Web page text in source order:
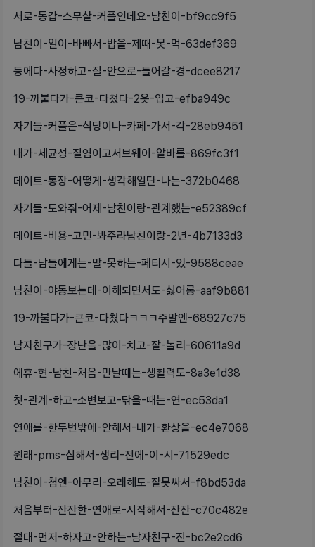
서로-동갑-스무살-커플인데요-남친이-bf9cc9f5
남친이-일이-바빠서-밥을-제때-못-먹-63def369
등에다-사정하고-질-안으로-들어갈-경-dcee8217
19-까불다가-큰코-다쳤다-2옷-입고-efba949c
자기들-커플은-식당이나-카페-가서-각-28eb9451
내가-세균성-질염이고서브웨이-알바를-869fc3f1
데이트-통장-어떻게-생각해일단-나는-372b0468
자기들-도와줘-어제-남친이랑-관계했는-e52389cf
데이트-비용-고민-봐주라남친이랑-2년-4b7133d3
다들-남들에게는-말-못하는-페티시-있-9588ceae
남친이-야동보는데-이해되면서도-싫어롱-aaf9b881
19-까불다가-큰코-다쳤다ㅋㅋㅋ주말엔-68927c75
남자친구가-장난을-많이-치고-잘-놀리-60611a9d
에휴-현-남친-처음-만날때는-생활력도-8a3e1d38
첫-관계-하고-소변보고-닦을-때는-연-ec53da1
연애를-한두번밖에-안해서-내가-환상을-ec4e7068
원래-pms-심해서-생리-전에-이-시-71529edc
남친이-첨엔-아무리-오래해도-잘못싸서-f8bd53da
처음부터-잔잔한-연애로-시작해서-잔잔-c70c482e
절대-먼저-하자고-안하는-남자친구-진-bc2e2cd6